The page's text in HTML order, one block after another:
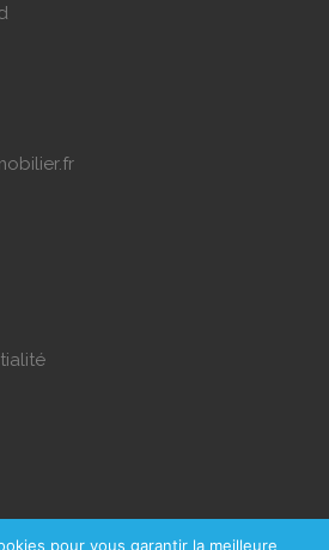
pour vous garantir la meilleure